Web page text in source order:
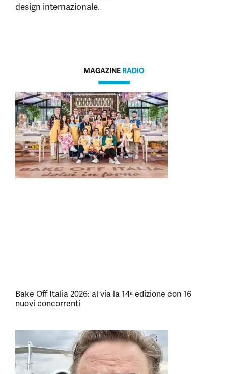
design internazionale.
MAGAZINE RADIO
Bake Off Italia 2026: al via la 14ª edizione con 16
nuovi concorrenti